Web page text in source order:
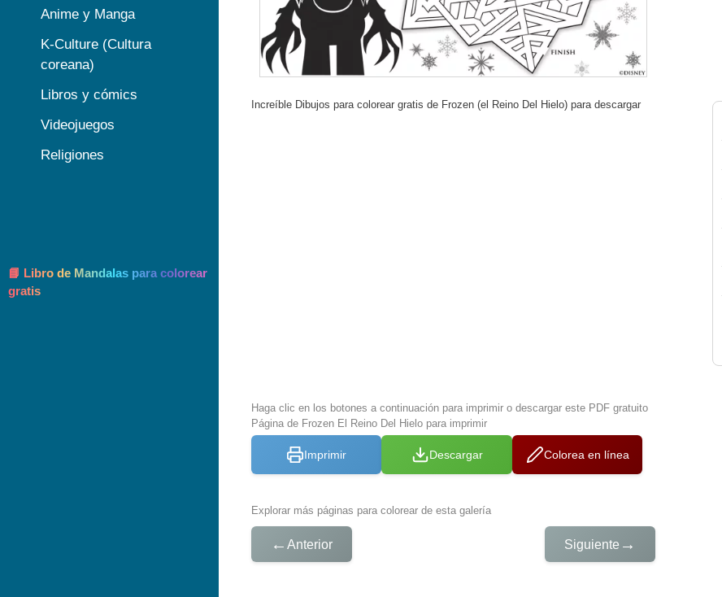
Increíble Dibujos para colorear gratis de Frozen (el Reino Del Hielo) para descargar
Haga clic en los botones a continuación para imprimir o descargar este PDF gratuito
Página de Frozen El Reino Del Hielo para imprimir
Imprimir Descargar Colorea en línea
Explorar más páginas para colorear de esta galería
← Anterior Siguiente →
Anime y Manga
K-Culture (Cultura
coreana)
Libros y cómics
Videojuegos
Religiones
📘 Libro de Mandalas para colorear
gratis